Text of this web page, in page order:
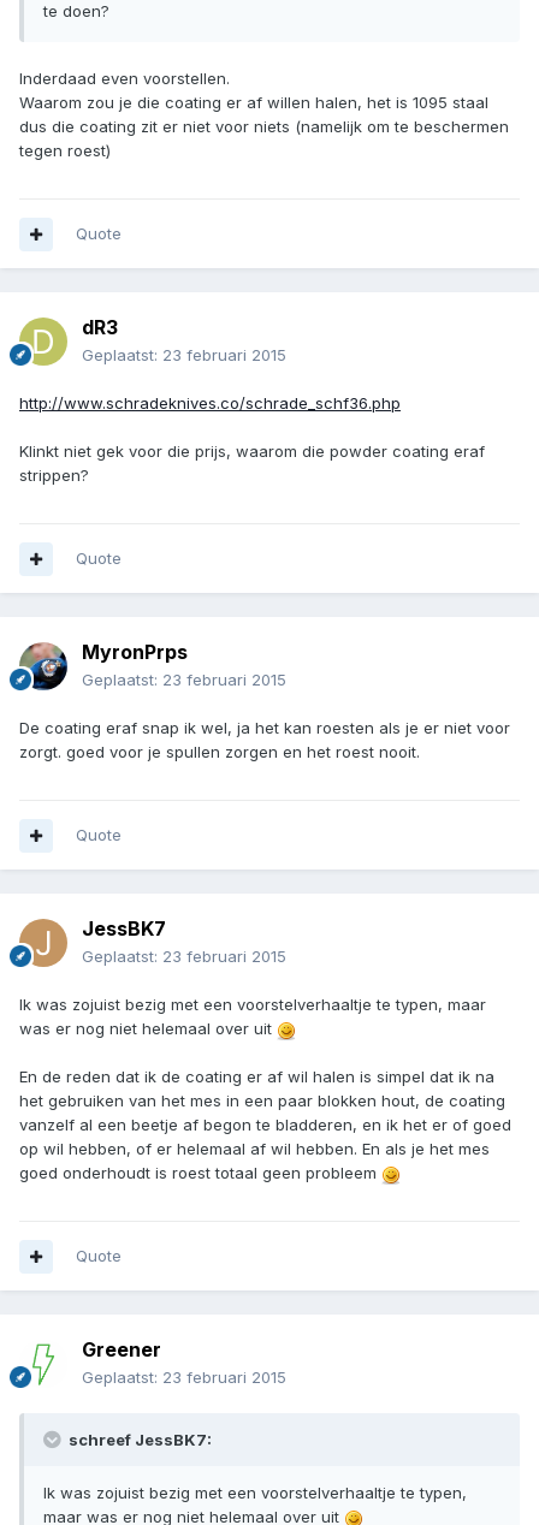
te doen?
Inderdaad even voorstellen.
Waarom zou je die coating er af willen halen, het is 1095 staal
dus die coating zit er niet voor niets (namelijk om te beschermen
tegen roest)
Quote
dR3
Geplaatst: 23 februari 2015
http://www.schradeknives.co/schrade_schf36.php
Klinkt niet gek voor die prijs, waarom die powder coating eraf
strippen?
Quote
MyronPrps
Geplaatst: 23 februari 2015
De coating eraf snap ik wel, ja het kan roesten als je er niet voor
zorgt. goed voor je spullen zorgen en het roest nooit.
Quote
JessBK7
Geplaatst: 23 februari 2015
Ik was zojuist bezig met een voorstelverhaaltje te typen, maar
was er nog niet helemaal over uit
En de reden dat ik de coating er af wil halen is simpel dat ik na
het gebruiken van het mes in een paar blokken hout, de coating
vanzelf al een beetje af begon te bladderen, en ik het er of goed
op wil hebben, of er helemaal af wil hebben. En als je het mes
goed onderhoudt is roest totaal geen probleem
Quote
Greener
Geplaatst: 23 februari 2015
schreef JessBK7:
Ik was zojuist bezig met een voorstelverhaaltje te typen,
maar was er nog niet helemaal over uit